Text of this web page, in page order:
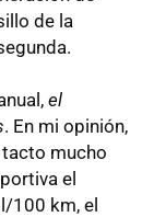
de la
el
. En mi opinión,
tacto mucho
el
100 km, el